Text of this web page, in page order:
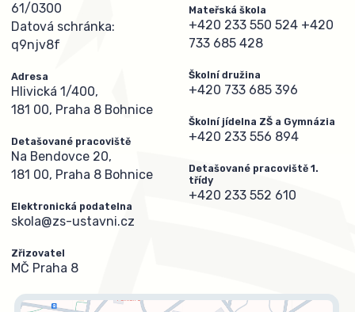
61/0300
Datová schránka:
q9njv8f
Adresa
Hlivická 1/400,
181 00, Praha 8 Bohnice
Detašované pracoviště
Na Bendovce 20,
181 00, Praha 8 Bohnice
Elektronická podatelna
skola@zs-ustavni.cz
Zřizovatel
MČ Praha 8
Mateřská škola
+420 233 550 524 +420
733 685 428
Školní družina
+420 733 685 396
Školní jídelna ZŠ a Gymnázia
+420 233 556 894
Detašované pracoviště 1.
třídy
+420 233 552 610